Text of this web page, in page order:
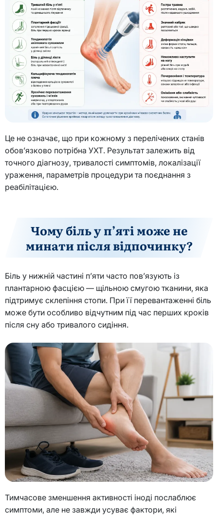
Це не означає, що при кожному з перелічених станів
обов’язково потрібна УХТ. Результат залежить від
точного діагнозу, тривалості симптомів, локалізації
ураження, параметрів процедури та поєднання з
реабілітацією.
Чому біль у п’яті може не
минати після відпочинку?
Біль у нижній частині п’яти часто пов’язують із
плантарною фасцією — щільною смугою тканини, яка
підтримує склепіння стопи. При її перевантаженні біль
може бути особливо відчутним під час перших кроків
після сну або тривалого сидіння.
Тимчасове зменшення активності іноді послаблює
симптоми, але не завжди усуває фактори, які